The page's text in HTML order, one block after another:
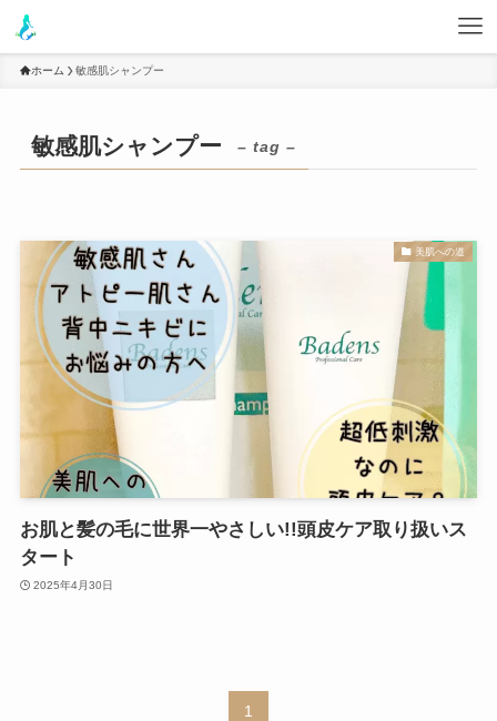
ホーム 敏感肌シャンプー
敏感肌シャンプー – tag –
美肌への道
お肌と髪の毛に世界一やさしい!!頭皮ケア取り扱いス
タート
2025年4月30日
1